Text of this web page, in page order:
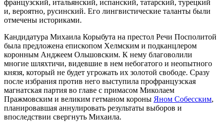
французский, итальянский, испанский, татарский, турецкий
и, вероятно, русинский. Его лингвистические таланты были
отмечены историками.
Кандидатура Михаила Корыбута на престол Речи Посполитой
была предложена епископом Хелмским и подканцлером
коронным Анджеем Ольшовским. К нему благоволили
многие шляхтичи, видевшие в нем небогатого и неопытного
князя, который не будет угрожать их золотой свободе. Сразу
после избрания против него выступила профранцузская
магнатская партия во главе с примасом Миколаем
Пражмовским и великим гетманом короны Яном Собесским,
планировавшая аннулировать результаты выборов и
впоследствии свергнуть Михаила.